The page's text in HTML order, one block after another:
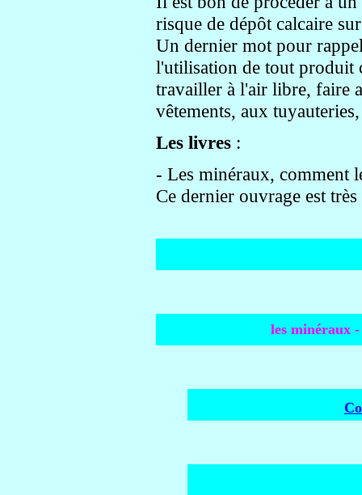
risque de dépôt calcaire
Un dernier mot pour
l'utilisation de tout produit
travailler à l'air libre, faire
vêtements, aux
Les livres :
- Les minéraux, comment
Ce dernier ouvrage est
les minéraux